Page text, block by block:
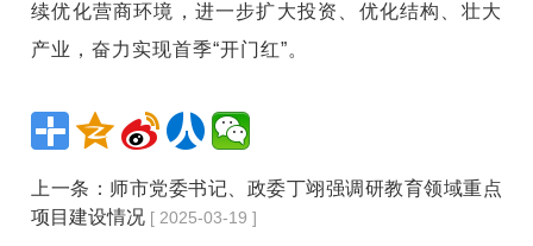
续优化营商环境，进一步扩大投资、优化结构、壮大
产业，奋力实现首季“开门红”。
上一条： 师市党委书记、政委丁翊强调研教育领域重点
项目建设情况 [ 2025-03-19 ]